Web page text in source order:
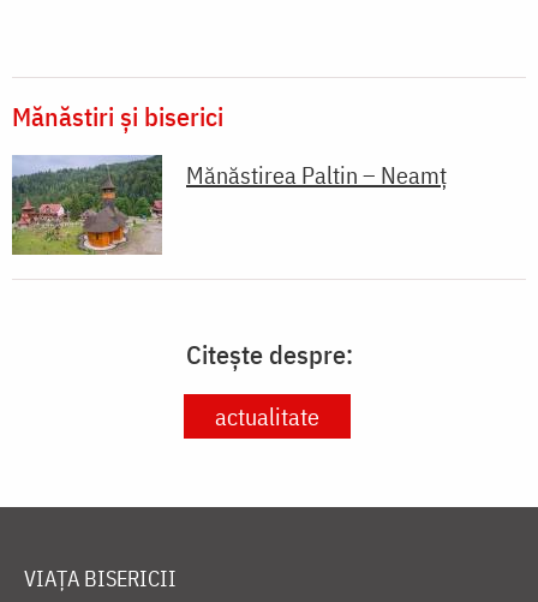
Mănăstiri și biserici
Mănăstirea Paltin – Neamț
Citește despre:
actualitate
VIAȚA BISERICII